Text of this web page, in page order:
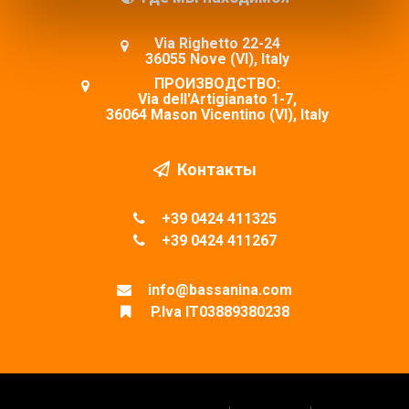
Via Righetto 22-24
36055 Nove (VI), Italy
ПРОИЗВОДСТВО:
Via dell'Artigianato 1-7,
36064 Mason Vicentino (VI), Italy
Контакты
+39 0424 411325
+39 0424 411267
info@bassanina.com
P.Iva IT03889380238